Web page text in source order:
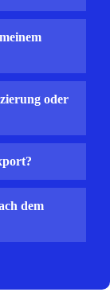
oder
dem